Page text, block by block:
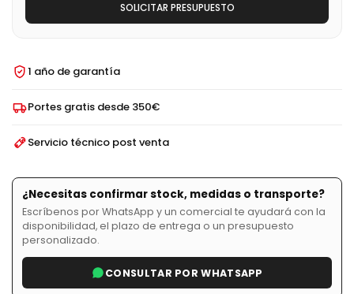
SOLICITAR PRESUPUESTO
1 año de garantía
Portes gratis desde 350€
Servicio técnico post venta
¿Necesitas confirmar stock, medidas o transporte?
Escríbenos por WhatsApp y un comercial te ayudará con la
disponibilidad, el plazo de entrega o un presupuesto
personalizado.
CONSULTAR POR WHATSAPP